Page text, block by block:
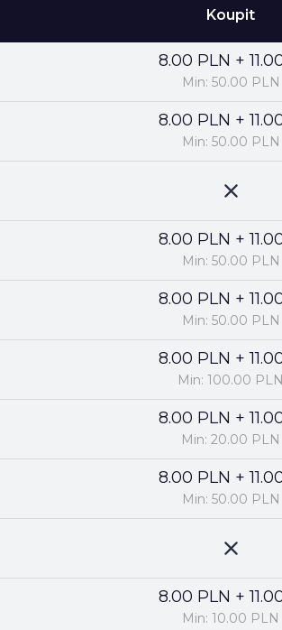
Koupit
8.00 PLN +
Min: 50.00 PLN
8.00 PLN +
Min: 50.00 PLN
8.00 PLN +
Min: 50.00 PLN
8.00 PLN +
Min: 50.00 PLN
8.00 PLN +
Min: 100.00 PLN
8.00 PLN +
Min: 20.00 PLN
8.00 PLN +
Min: 50.00 PLN
8.00 PLN +
Min: 10.00 PLN